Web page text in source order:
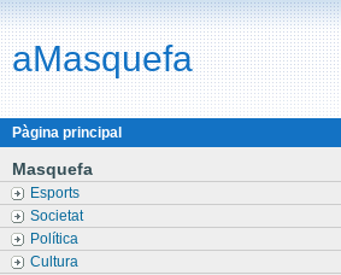
aMasquefa
Pàgina principal
Masquefa
Esports
Societat
Política
Cultura